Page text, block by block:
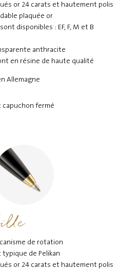
or 24 carats et hautement polis
plaquée or
disponibles : EF, F, M et B
anthracite
en résine de haute qualité
Allemagne
capuchon fermé
de rotation
typique de Pelikan
or 24 carats et hautement polis